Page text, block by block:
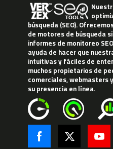
búsqueda (SEO).
de motores de búsqueda
informes de monitoreo
ayuda de hacer que
intuitivas y fáciles de
muchos propietarios de
comerciales, webmasters
su presencia en línea.